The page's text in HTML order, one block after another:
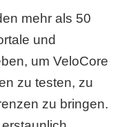
mehr als 50
und
um VeloCore
zu testen, zu
zu bringen.